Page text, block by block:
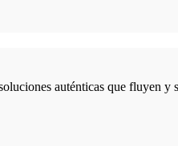
auténticas que fluyen